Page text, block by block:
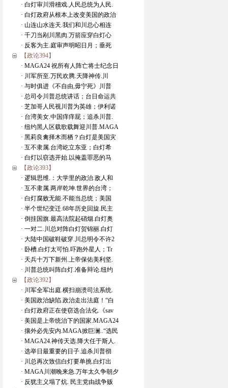
· 白灯审川滑稽戏.人民总统为人民.
· 白灯政府从根本上改变美国的政治
· 山连山水连天.我们和川总心相连
· 千刀当剐川黑肉.万箭应穿白灯心
· 反客为主.庭审声明昭日月；垂死
【政论394】
· MAGA24 祝所有人阵亡将士纪念日
· 川军所至.万民欢腾.天降神传.川
· 与时俱进《不自由,毋宁死》川普
· 总司令川普总统讲话；台日命运共
· 芝加哥人民视川普为英雄；伊利诺
· 台湾美女.中国痒痒屁；追杀川普.
· 纽约黑人区载歌载舞迎川普.MAGA
· 黑莉良禽择木而栖？白灯是美国灾
· 互不隶属.台湾屹立东亚；白灯希
· 白灯以窃选开始.以掩盖罪恶的马
【政论393】
· 逻辑思维.：大学里的政治.敌人和
· 互不隶属.两岸乾坤.世界的台湾；
· 白灯腐败无能.不能当总统；美国
· 半个世纪变迁.68年历史回旋.民主
· 倒挂国旗.最高法院起硝烟.白灯奥
· 一对二.川总对阵白灯贺锦丽.白灯
· 大陆中国破鞋破穿.川总明令不许2
· 卧槽.白灯太可怕.吓跑外星人；Tr
· 天兵十万下新州.上帝保佑美利坚.
· 川普总统叫阵白灯.准备辩论.纽约
【政论392】
· 川军全军出庭.横扫崩溃司法系统.
· 美国政治缺陷.政治走出法庭！“白
· 白灯政府正在使窃选合法化.《sav
· 美国是上帝统治下的国家.MAGA24
· 攘外必先安内.MAGA掀巨澜..“选民
· MAGA24.神传天选.降大任于斯人.
· 选举日最重要的日子.追杀川普彻
· 川总再次致信白灯要单挑.白灯出
· MAGA川潮晚来急.万年太久争朝夕
· 反犹主义塌了炕. 民主党由战争贩